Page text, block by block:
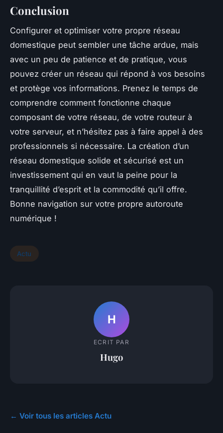
Conclusion
Configurer et optimiser votre propre réseau
domestique peut sembler une tâche ardue, mais
avec un peu de patience et de pratique, vous
pouvez créer un réseau qui répond à vos besoins
et protège vos informations. Prenez le temps de
comprendre comment fonctionne chaque
composant de votre réseau, de votre routeur à
votre serveur, et n’hésitez pas à faire appel à des
professionnels si nécessaire. La création d’un
réseau domestique solide et sécurisé est un
investissement qui en vaut la peine pour la
tranquillité d’esprit et la commodité qu’il offre.
Bonne navigation sur votre propre autoroute
numérique !
Actu
H
ECRIT PAR
Hugo
← Voir tous les articles Actu